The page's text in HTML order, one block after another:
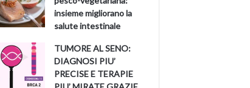
insieme migliorano la
salute intestinale
TUMORE AL SENO:
DIAGNOSI PIU’
PRECISE E TERAPIE